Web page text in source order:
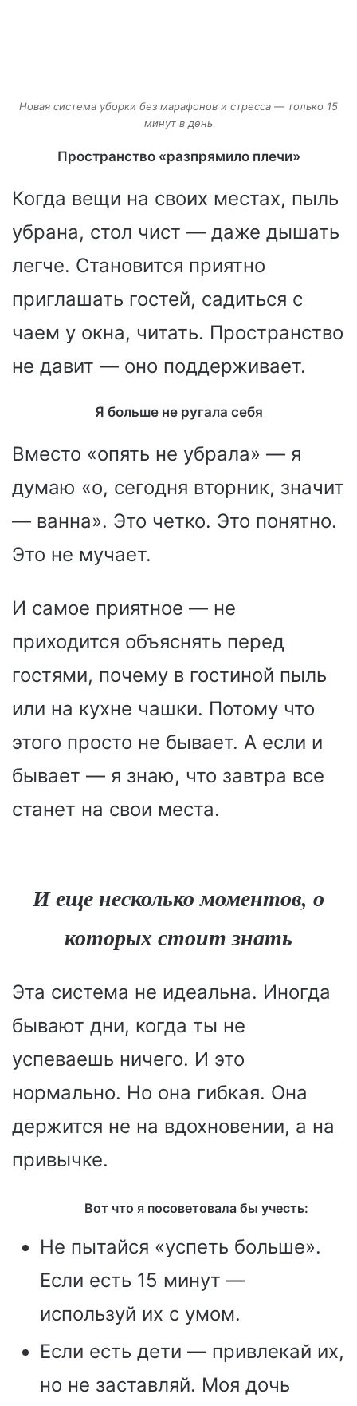
Новая система уборки без марафонов и стресса — только 15
минут в день
Пространство «разпрямило плечи»
Когда вещи на своих местах, пыль
убрана, стол чист — даже дышать
легче. Становится приятно
приглашать гостей, садиться с
чаем у окна, читать. Пространство
не давит — оно поддерживает.
Я больше не ругала себя
Вместо «опять не убрала» — я
думаю «о, сегодня вторник, значит
— ванна». Это четко. Это понятно.
Это не мучает.
И самое приятное — не
приходится объяснять перед
гостями, почему в гостиной пыль
или на кухне чашки. Потому что
этого просто не бывает. А если и
бывает — я знаю, что завтра все
станет на свои места.
И еще несколько моментов, о
которых стоит знать
Эта система не идеальна. Иногда
бывают дни, когда ты не
успеваешь ничего. И это
нормально. Но она гибкая. Она
держится не на вдохновении, а на
привычке.
Вот что я посоветовала бы учесть:
Не пытайся «успеть больше».
Если есть 15 минут —
используй их с умом.
Если есть дети — привлекай их,
но не заставляй. Моя дочь